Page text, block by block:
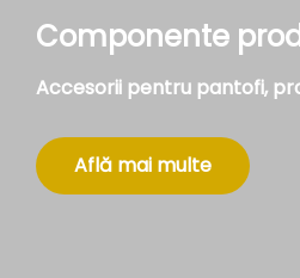
Componente
Accesorii pentru pantofi,
Află mai multe